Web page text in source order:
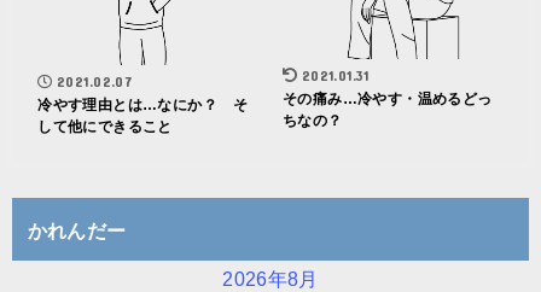
2021.02.07
冷やす理由とは…なにか？ そ
して他にできること
2021.01.31
その痛み…冷やす・温めるどっ
ちなの？
かれんだー
2026年8月